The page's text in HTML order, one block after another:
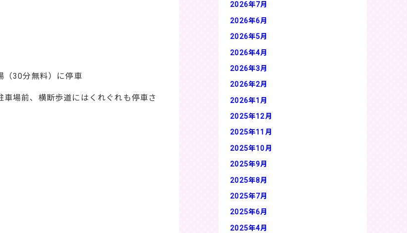
（30分無料）に停車
場前、横断歩道にはくれぐれも停車さ
2026年7月
2026年6月
2026年5月
2026年4月
2026年3月
2026年2月
2026年1月
2025年12月
2025年11月
2025年10月
2025年9月
2025年8月
2025年7月
2025年6月
2025年4月